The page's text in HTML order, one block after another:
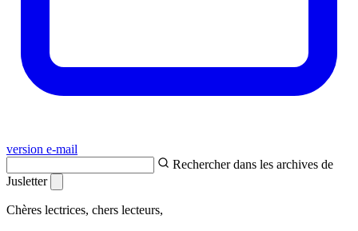
version e-mail
Rechercher dans les archives de
Jusletter
Chères lectrices, chers lecteurs,